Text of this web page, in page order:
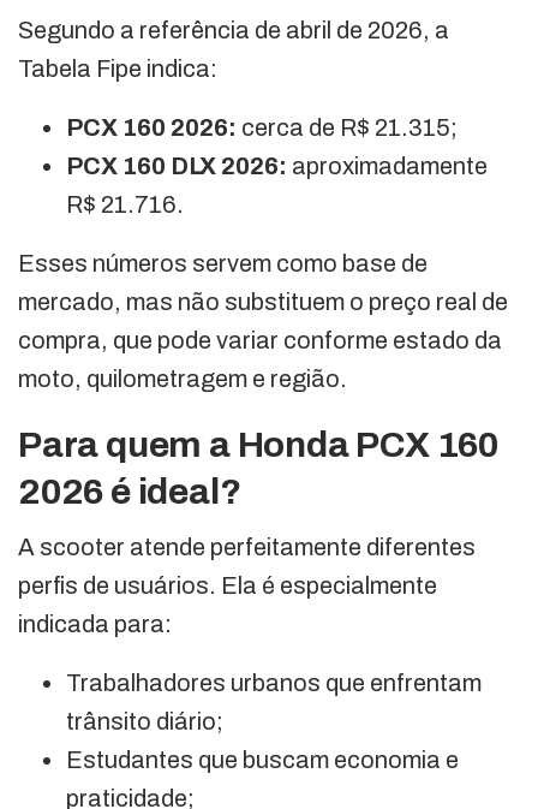
Segundo a referência de abril de 2026, a
Tabela Fipe indica:
PCX 160 2026: cerca de R$ 21.315;
PCX 160 DLX 2026: aproximadamente
R$ 21.716.
Esses números servem como base de
mercado, mas não substituem o preço real de
compra, que pode variar conforme estado da
moto, quilometragem e região.
Para quem a Honda PCX 160
2026 é ideal?
A scooter atende perfeitamente diferentes
perfis de usuários. Ela é especialmente
indicada para:
Trabalhadores urbanos que enfrentam
trânsito diário;
Estudantes que buscam economia e
praticidade;